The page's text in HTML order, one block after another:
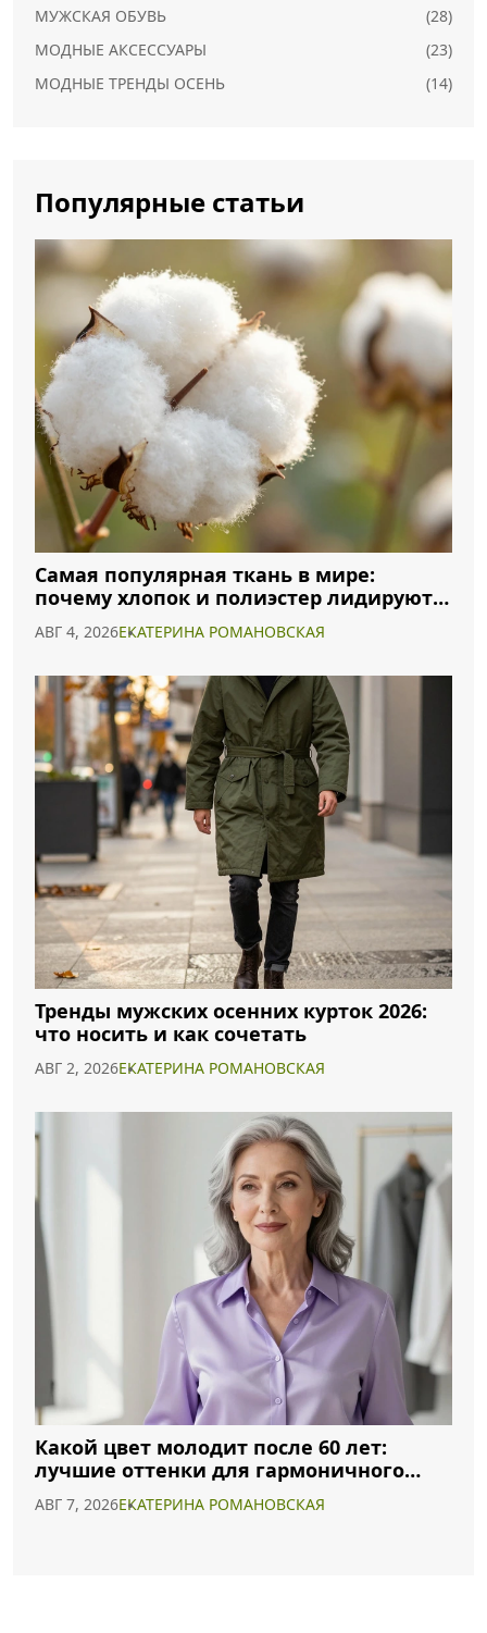
МУЖСКАЯ ОБУВЬ
(28)
МОДНЫЕ АКСЕССУАРЫ
(23)
МОДНЫЕ ТРЕНДЫ ОСЕНЬ
(14)
Популярные статьи
Самая популярная ткань в мире:
почему хлопок и полиэстер лидируют в
2026 году
АВГ 4, 2026ЕКАТЕРИНА РОМАНОВСКАЯ
Тренды мужских осенних курток 2026:
что носить и как сочетать
АВГ 2, 2026ЕКАТЕРИНА РОМАНОВСКАЯ
Какой цвет молодит после 60 лет:
лучшие оттенки для гармоничного
образа
АВГ 7, 2026ЕКАТЕРИНА РОМАНОВСКАЯ